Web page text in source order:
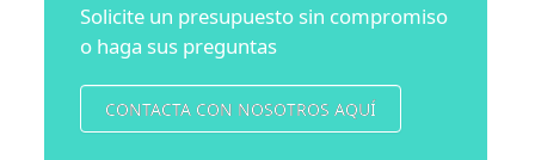
Solicite un presupuesto sin compromiso
o haga sus preguntas
CONTACTA CON NOSOTROS AQUÍ